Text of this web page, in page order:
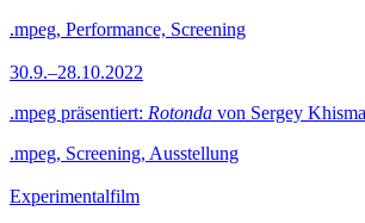
.mpeg, Performance, Screening
30.9.–28.10.2022
.mpeg präsentiert: Rotonda von Sergey
.mpeg, Screening, Ausstellung
Experimentalfilm